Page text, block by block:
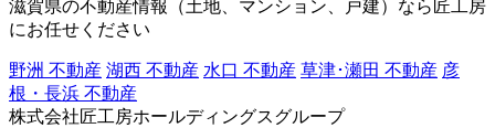
滋賀県の不動産情報（土地、マンション、戸建）なら匠工房
にお任せください
野洲 不動産 湖西 不動産 水口 不動産 草津･瀬田 不動産 彦
根・長浜 不動産
株式会社匠工房ホールディングスグループ